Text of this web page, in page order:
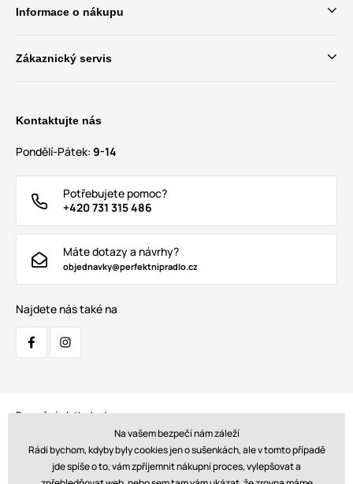
Informace o nákupu
Zákaznický servis
Kontaktujte nás
Pondělí-Pátek: 9-14
Potřebujete pomoc?
+420 731 315 486
Máte dotazy a návrhy?
objednavky@perfektnipradlo.cz
Najdete nás také na
Bezpečná platba kartou:
Na vašem bezpečí nám záleží
Rádi bychom, kdyby byly cookies jen o sušenkách, ale v tomto případě
jde spíše o to, vám zpříjemnit nákupní proces, vylepšovat a